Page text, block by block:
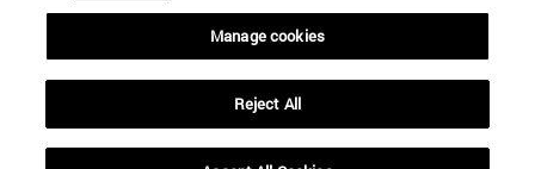
Manage cookies
Reject All